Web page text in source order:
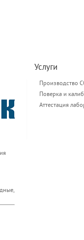
Услуги
Производство
Поверка и
Аттестация